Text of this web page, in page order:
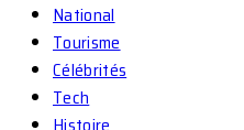
National
Tourisme
Célébrités
Tech